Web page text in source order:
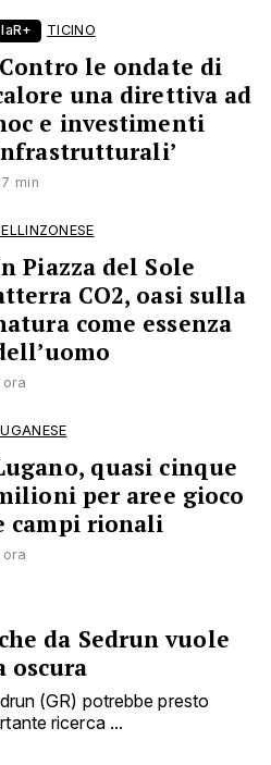
laR+ TICINO
le ondate di
una direttiva ad
e investimenti
min
Piazza del Sole
CO2, oasi sulla
come essenza
ora
quasi cinque
per aree gioco
campi rionali
ora
da Sedrun vuole
oscura
(GR) potrebbe presto
ricerca ...